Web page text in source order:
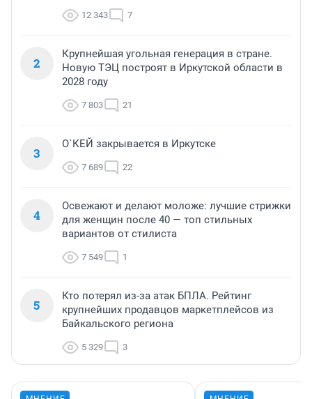
12 343 7
2
Крупнейшая угольная генерация в стране.
Новую ТЭЦ построят в Иркутской области в
2028 году
7 803 21
3
О`КЕЙ закрывается в Иркутске
7 689 22
4
Освежают и делают моложе: лучшие стрижки
для женщин после 40 — топ стильных
вариантов от стилиста
7 549 1
5
Кто потерял из-за атак БПЛА. Рейтинг
крупнейших продавцов маркетплейсов из
Байкальского региона
5 329 3